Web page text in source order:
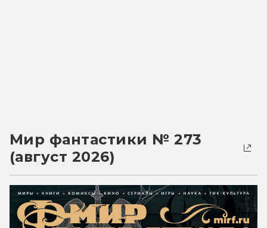
Мир фантастики № 273
(август 2026)